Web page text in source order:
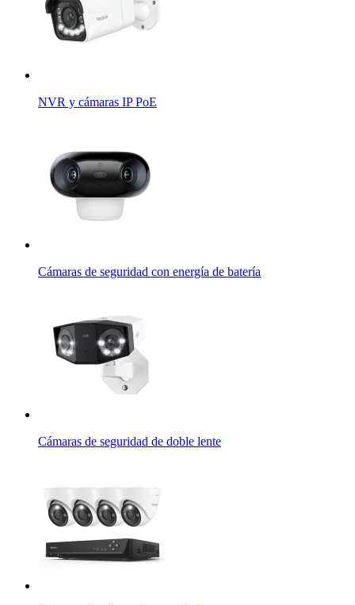
NVR y cámaras IP PoE
Cámaras de seguridad con energía de batería
Cámaras de seguridad de doble lente